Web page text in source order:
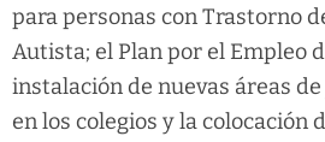
para personas con Trastorno
Autista; el Plan por el Empleo
instalación de nuevas áreas
en los colegios y la colocación